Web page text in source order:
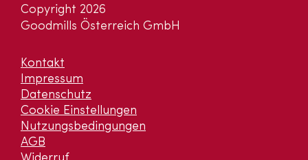
Copyright 2026
Goodmills Österreich GmbH
Kontakt
Impressum
Datenschutz
Cookie Einstellungen
Nutzungsbedingungen
AGB